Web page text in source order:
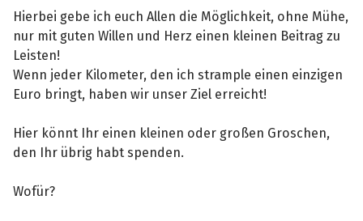
Hierbei gebe ich euch Allen die Möglichkeit, ohne Mühe,
nur mit guten Willen und Herz einen kleinen Beitrag zu
Leisten!
Wenn jeder Kilometer, den ich strample einen einzigen
Euro bringt, haben wir unser Ziel erreicht!
Hier könnt Ihr einen kleinen oder großen Groschen,
den Ihr übrig habt spenden.
Wofür?